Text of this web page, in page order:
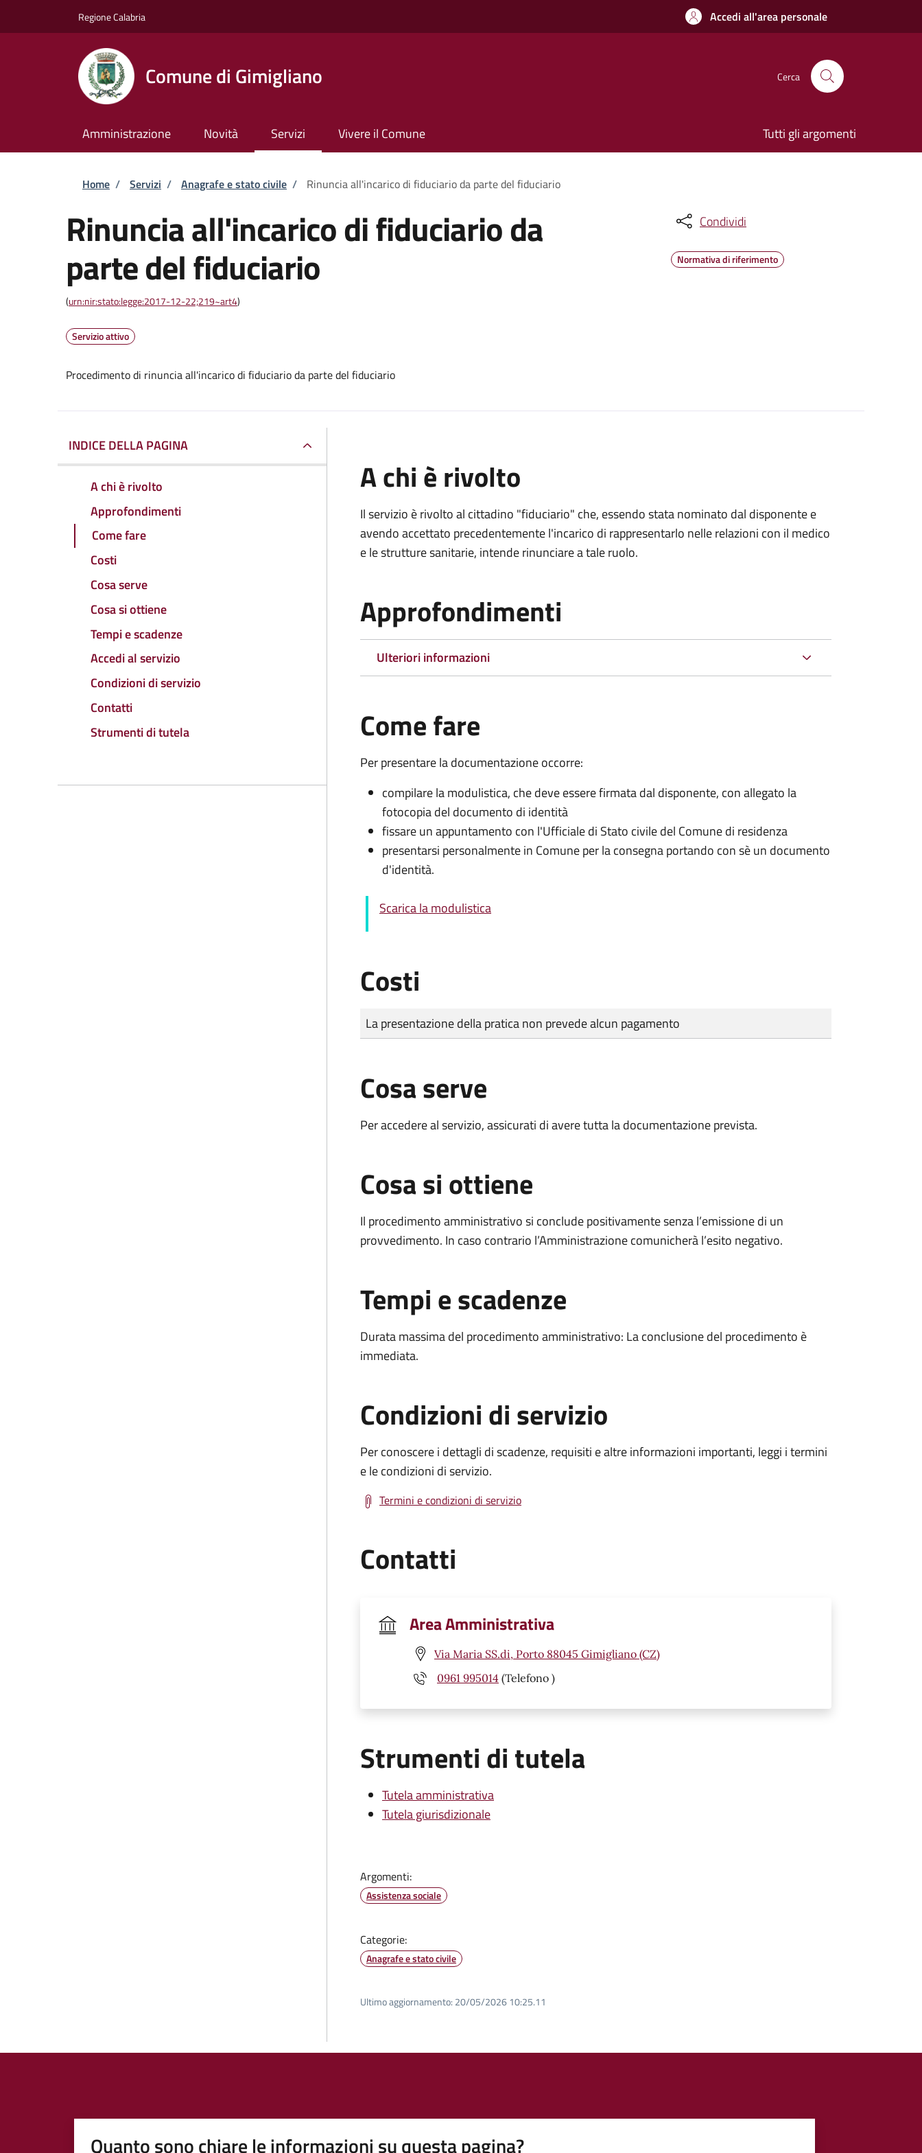
Regione Calabria Accedi all'area personale
Comune di Gimigliano Cerca
Amministrazione Novità Servizi Vivere il Comune Tutti gli argomenti
Briciole di pane
Home / Servizi / Anagrafe e stato civile / Rinuncia all'incarico di fiduciario da parte del fiduciario
Rinuncia all'incarico di fiduciario da
parte del fiduciario
(urn:nir:stato:legge:2017-12-22;219~art4)
Servizio attivo
Procedimento di rinuncia all'incarico di fiduciario da parte del fiduciario
Condividi
Normativa di riferimento
INDICE DELLA PAGINA
A chi è rivolto
Approfondimenti
Come fare
Costi
Cosa serve
Cosa si ottiene
Tempi e scadenze
Accedi al servizio
Condizioni di servizio
Contatti
Strumenti di tutela
A chi è rivolto
Il servizio è rivolto al cittadino "fiduciario" che, essendo stata nominato dal disponente e
avendo accettato precedentemente l'incarico di rappresentarlo nelle relazioni con il medico
e le strutture sanitarie, intende rinunciare a tale ruolo.
Approfondimenti
Ulteriori informazioni
Come fare
Per presentare la documentazione occorre:
compilare la modulistica, che deve essere firmata dal disponente, con allegato la
fotocopia del documento di identità
fissare un appuntamento con l'Ufficiale di Stato civile del Comune di residenza
presentarsi personalmente in Comune per la consegna portando con sè un documento
d'identità.
Scarica la modulistica
Costi
Tipo di pagamento
Importo
La presentazione della pratica non prevede alcun pagamento
Cosa serve
Per accedere al servizio, assicurati di avere tutta la documentazione prevista.
Cosa si ottiene
Il procedimento amministrativo si conclude positivamente senza l’emissione di un
provvedimento. In caso contrario l’Amministrazione comunicherà l’esito negativo.
Tempi e scadenze
Durata massima del procedimento amministrativo: La conclusione del procedimento è
immediata.
Condizioni di servizio
Per conoscere i dettagli di scadenze, requisiti e altre informazioni importanti, leggi i termini
e le condizioni di servizio.
Termini e condizioni di servizio
Contatti
Area Amministrativa
Via Maria SS.di, Porto 88045 Gimigliano (CZ)
0961 995014 (Telefono )
Strumenti di tutela
Tutela amministrativa
Tutela giurisdizionale
Argomenti:
Assistenza sociale
Categorie:
Anagrafe e stato civile
Ultimo aggiornamento: 20/05/2026 10:25.11
Quanto sono chiare le informazioni su questa pagina?